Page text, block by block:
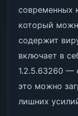
современных
который
содержит
включает в
1.2.5.63260 —
это можно
лишних